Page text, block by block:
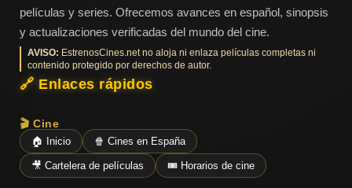
películas y series. Ofrecemos avances en español, sinopsis
y actualizaciones verificadas del mundo del cine.
AVISO: EstrenosCines.net no aloja ni enlaza películas completas ni
contenido protegido por derechos de autor.
🔗 Enlaces rápidos
🎬 Cine
🏠 Inicio 🍿 Cines en España
🎥 Cartelera de películas 🎟️ Horarios de cine